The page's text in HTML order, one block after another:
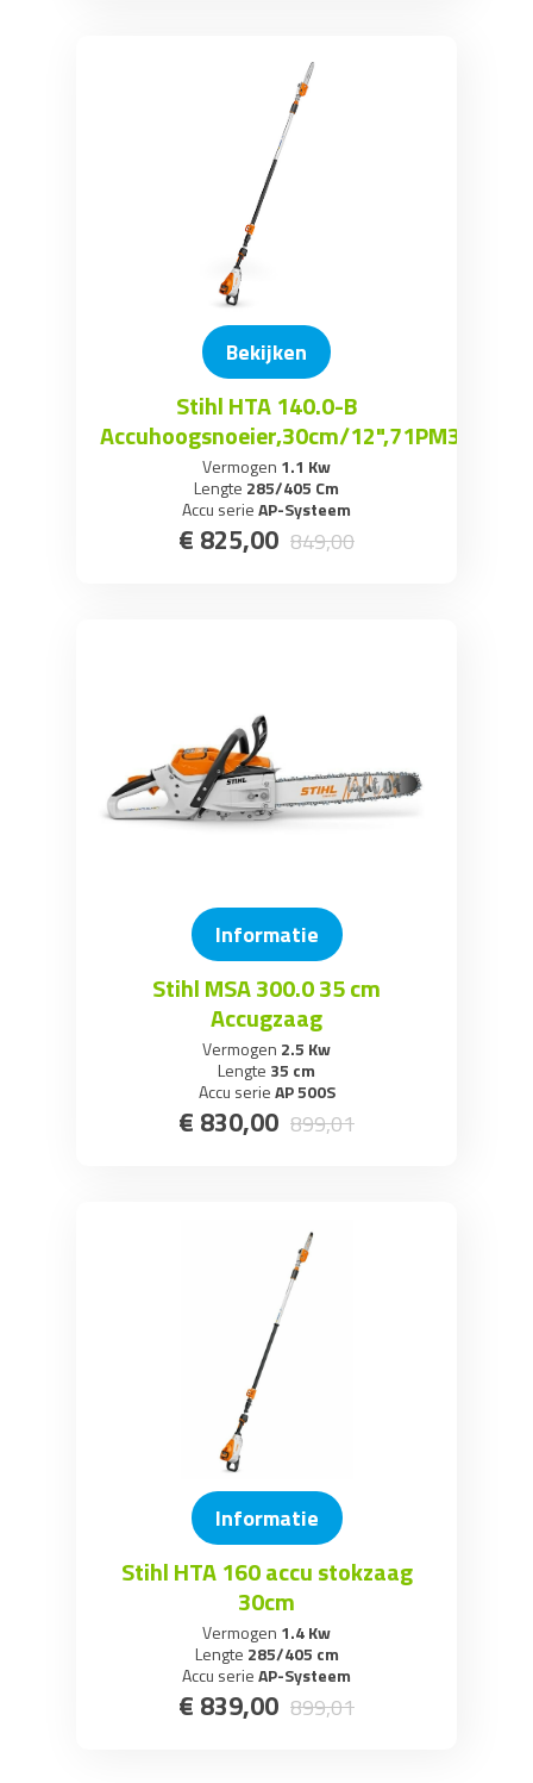
Bekijken
Stihl HTA 140.0-B
Accuhoogsnoeier,30cm/12",71PM3
Vermogen 1.1 Kw
Lengte 285/405 Cm
Accu serieAP-Systeem
€ 825,00 849,00
Informatie
Stihl MSA 300.0 35 cm
Accugzaag
Vermogen 2.5 Kw
Lengte 35 cm
Accu serieAP 500S
€ 830,00 899,01
Informatie
Stihl HTA 160 accu stokzaag
30cm
Vermogen 1.4 Kw
Lengte 285/405 cm
Accu serieAP-Systeem
€ 839,00 899,01